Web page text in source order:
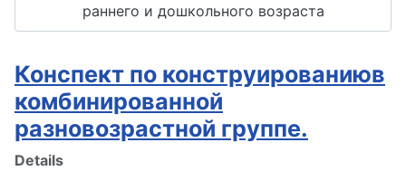
раннего и дошкольного возраста
Конспект по конструированиюв
комбинированной
разновозрастной группе.
Details